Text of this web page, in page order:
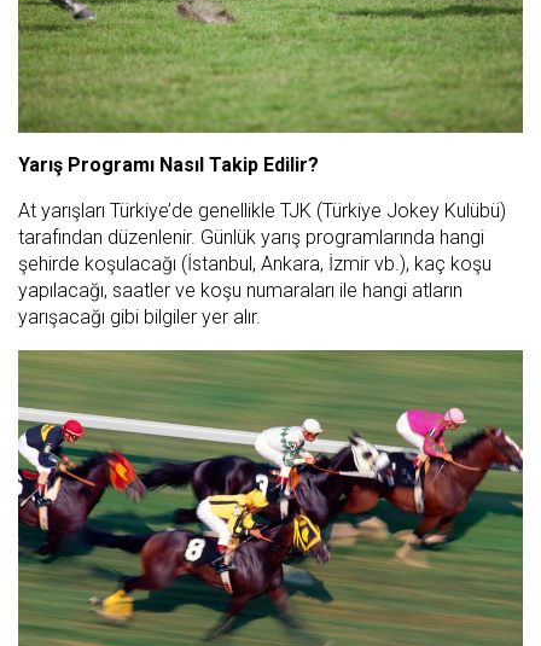
Yarış Programı Nasıl Takip Edilir?
At yarışları Türkiye’de genellikle TJK (Türkiye Jokey Kulübü)
tarafından düzenlenir. Günlük yarış programlarında hangi
şehirde koşulacağı (İstanbul, Ankara, İzmir vb.), kaç koşu
yapılacağı, saatler ve koşu numaraları ile hangi atların
yarışacağı gibi bilgiler yer alır.